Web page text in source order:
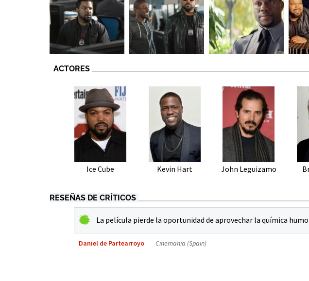
ACTORES
Ice Cube Kevin Hart John Leguizamo
RESEÑAS DE CRÍTICOS
La película pierde la oportunidad de aprovechar la química
Daniel de Partearroyo Cinemania (Spain)